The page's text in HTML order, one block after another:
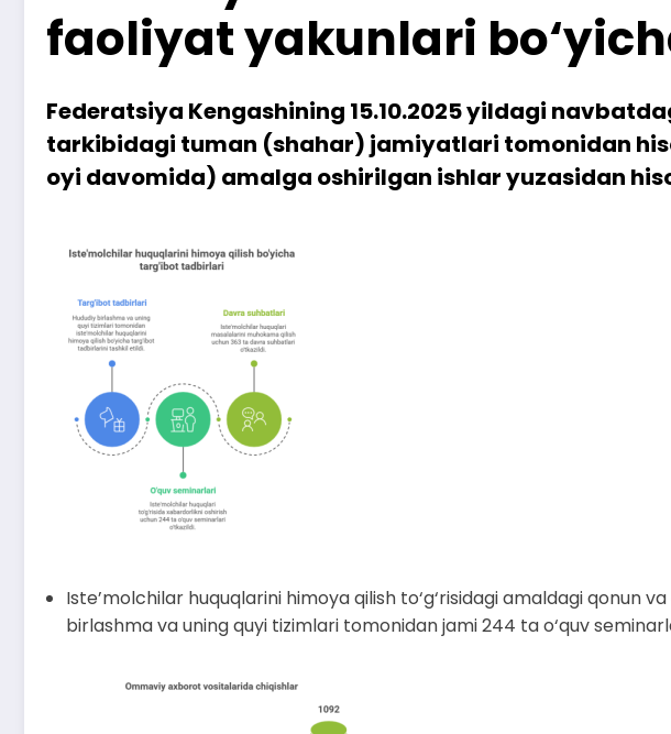
faoliyat yakunlari
Federatsiya Kengashining 15.10.2025 yildagi
tarkibidagi tuman (shahar) jamiyatlari tomonidan
oyi davomida) amalga oshirilgan ishlar yuzasidan
Iste’molchilar huquqlarini himoya qilish to‘g‘risidagi amaldagi qonun
birlashma va uning quyi tizimlari tomonidan jami 244 ta o‘quv